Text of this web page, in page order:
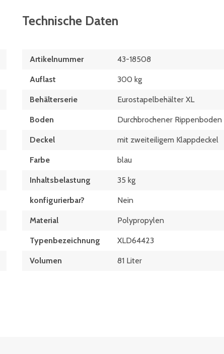
Technische Daten
Artikelnummer 43-18508
Auflast 300 kg
Behälterserie Eurostapelbehälter XL
Boden Durchbrochener Rippenboden
Deckel mit zweiteiligem Klappdeckel
Farbe blau
Inhaltsbelastung 35 kg
konfigurierbar? Nein
Material Polypropylen
Typen­be­zeich­nung XLD64423
Volumen 81 Liter